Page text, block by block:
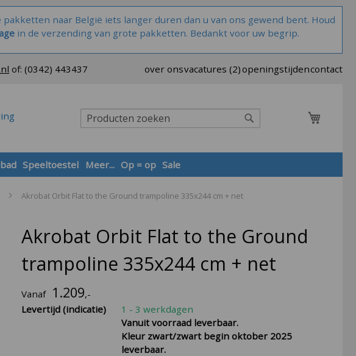
naar België iets langer duren dan u van ons gewend bent. Houd
in de verzending van grote pakketten. Bedankt voor uw begrip.
of:(0342) 443437 over onsvacatures (2)openingstijdencontact
Zoek
Speeltoestel Meer... Op = op Sale
Akrobat Orbit Flat to the Ground trampoline 335x244 cm + net
Akrobat Orbit Flat to the Ground
trampoline 335x244 cm + net
Vanaf 1.209,-
Levertijd (indicatie)
1 - 3 werkdagen
Vanuit voorraad leverbaar.
Kleur zwart/zwart begin oktober 2025
leverbaar.